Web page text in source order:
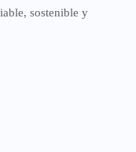
sostenible y